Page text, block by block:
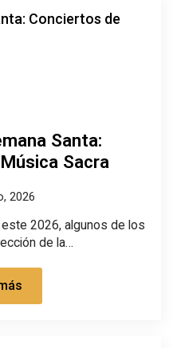
Santa:
Sacra
2026
2026, algunos de los
de la…